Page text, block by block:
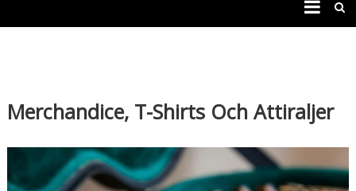
Merchandice, T-Shirts Och Attiraljer